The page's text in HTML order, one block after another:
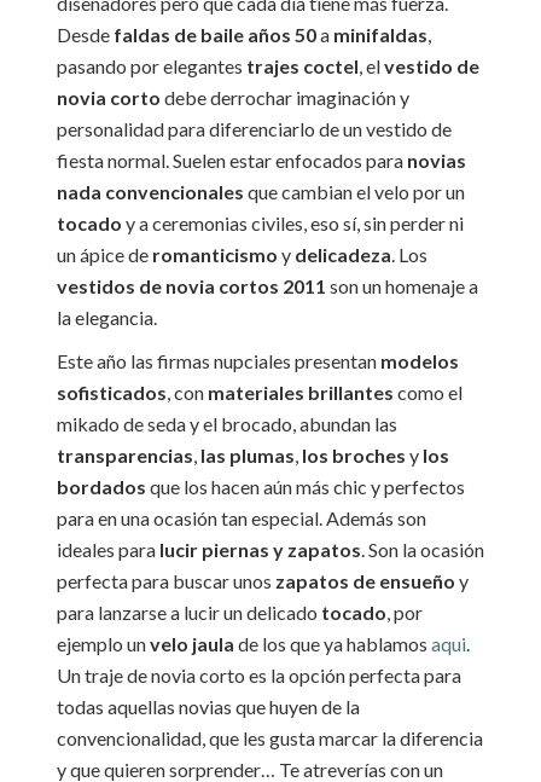
Desde faldas de baile años 50a minifaldas,
pasando por elegantes trajes coctel, elvestido de
novia corto debe derrochar imaginación y
personalidad para diferenciarlo de un vestido de
fiesta normal. Suelen estar enfocados para novias
nada convencionales que cambian el velo por un
tocado y a ceremonias civiles, eso sí, sin perder ni
un ápice de romanticismo y delicadeza. Los
vestidos de novia cortos 2011 son un homenaje a
la elegancia.
Este año las firmas nupciales presentan modelos
sofisticados, con materiales brillantes como el
mikado de seda y el brocado, abundan las
transparencias, las plumas, los broches y los
bordados que los hacen aún más chic y perfectos
para en una ocasión tan especial. Además son
ideales para lucir piernas y zapatos. Son la ocasión
perfecta para buscar unos zapatos de ensueño y
para lanzarse a lucir un delicado tocado, por
ejemplo unvelo jaula de los que ya hablamos aqui.
Un traje de novia corto es la opción perfecta para
todas aquellas novias que huyen de la
convencionalidad, que les gusta marcar la diferencia
y que quieren sorprender… Te atreverías con un